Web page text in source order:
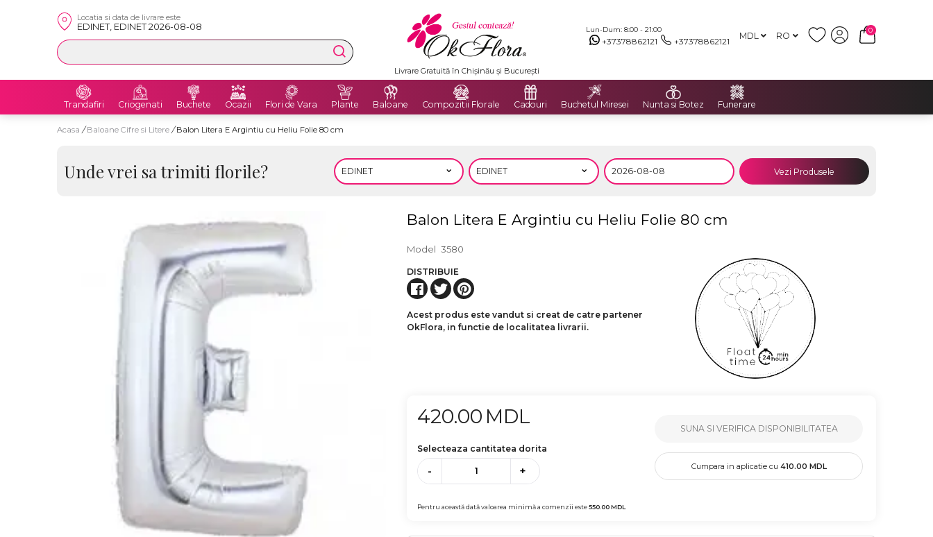
Locatia si data de livrare este
EDINET, EDINET 2026-08-08 Lun-Dum: 8:00 - 21:00
+37378862121 +37378862121 MDL RO
0
Livrare Gratuită în Chișinău și București
Trandafiri Criogenati Buchete Ocazii Flori de Vara Plante Baloane Compozitii Florale Cadouri Buchetul Miresei Nunta si Botez Funerare
Acasa / Baloane Cifre si Litere / Balon Litera E Argintiu cu Heliu Folie 80 cm
Unde vrei sa trimiti florile? Vezi Produsele
Balon Litera E Argintiu cu Heliu Folie 80 cm
Model 3580
DISTRIBUIE
Acest produs este vandut si creat de catre partener
OkFlora, in functie de localitatea livrarii.
420.00 MDL
Selecteaza cantitatea dorita
- +
Pentru această dată valoarea minimă a comenzii este550.00MDL
SUNA SI VERIFICA DISPONIBILITATEA
Cumpara in aplicatie cu 410.00 MDL